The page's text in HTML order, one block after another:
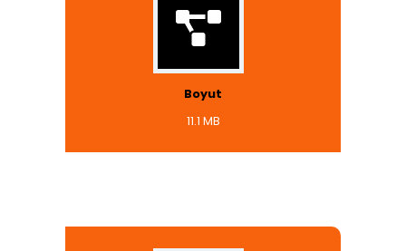
Boyut
11.1 MB